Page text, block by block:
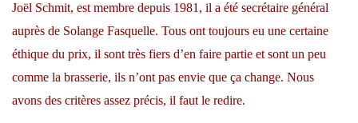
Joël Schmit, est membre depuis 1981, il a été secrétaire général
auprès de Solange Fasquelle. Tous ont toujours eu une certaine
éthique du prix, il sont très fiers d’en faire partie et sont un peu
comme la brasserie, ils n’ont pas envie que ça change. Nous
avons des critères assez précis, il faut le redire.